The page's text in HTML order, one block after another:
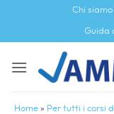
contenuti
Chi siamo
Guida
Home » Per tutti i corsi